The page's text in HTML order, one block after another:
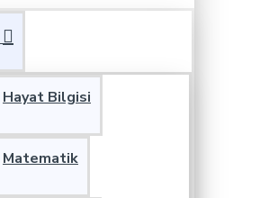
Hayat Bilgisi
Matematik